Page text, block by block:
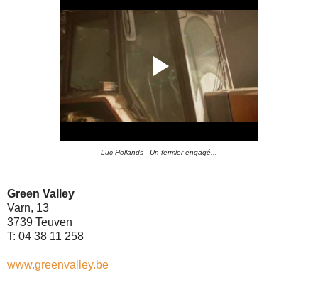
Luc Hollands - Un fermier engagé...
Green Valley
Varn, 13
3739 Teuven
T: 04 38 11 258
www.greenvalley.be